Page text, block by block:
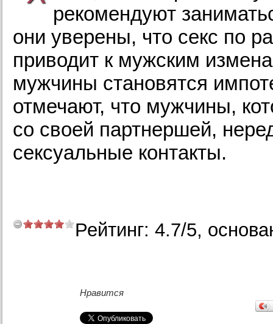
рекомендуют
они уверены, что секс по
приводит к мужским
мужчины становятся
отмечают, что мужчины,
со своей партнершей,
сексуальные контакты.
Рейтинг: 4.7/5,
Нравится